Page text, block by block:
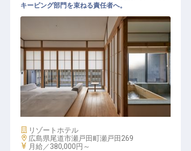
ハウスキーピングマネージャー（客
室管理）│月給38万円〜(役職手当含
む)／ミシュランキー2年連続の瀬戸
内旅館／寮あり・U・Iターン歓迎
キーピング部門を束ねる責任者へ。
施設業態
リゾートホテル
勤務地
広島県尾道市瀬戸田町瀬戸田269
給与
月給／380,000円～